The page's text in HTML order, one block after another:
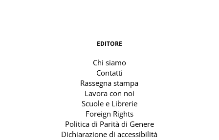
EDITORE
Chi siamo
Contatti
Rassegna stampa
Lavora con noi
Scuole e Librerie
Foreign Rights
Politica di Parità di Genere
Dichiarazione di accessibilità